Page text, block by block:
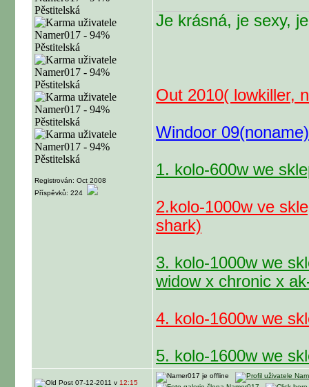
Registrován: Oct 2008
Příspěvků: 224
Je krásná, je sexy,
Out 2010( lowkiller,
Windoor 09(noname)
1. kolo-600w we
2.kolo-1000w ve
shark)
3. kolo-1000w we
widow x chronic x
4. kolo-1600w we
5. kolo-1600w we
07-12-2011 v 12:15